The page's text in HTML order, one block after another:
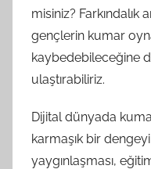
misiniz? Farkındalık
gençlerin kumar
kaybedebileceğine
ulaştırabiliriz.
Dijital dünyada
karmaşık bir
yaygınlaşması,